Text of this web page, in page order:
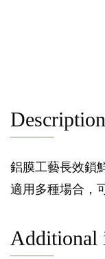
Description
鋁膜工藝長效鎖
適用多種場合，
Additional